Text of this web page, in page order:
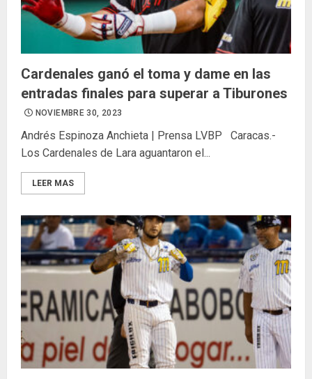
Cardenales ganó el toma y dame en las
entradas finales para superar a Tiburones
NOVIEMBRE 30, 2023
Andrés Espinoza Anchieta | Prensa LVBP Caracas.-
Los Cardenales de Lara aguantaron el...
LEER MAS